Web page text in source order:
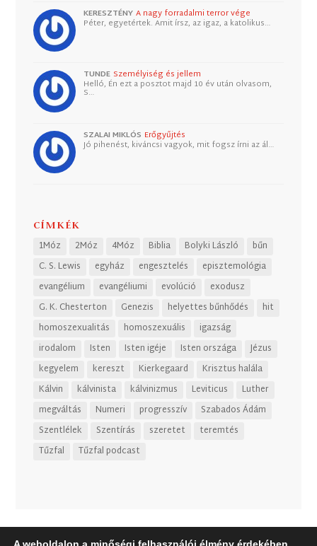
KERESZTÉNY A nagy forradalmi terror vége
Péter, egyetértek. Amit írsz, az igaz, a katolikus…
TUNDE Személyiség és jellem
Helló, Én ezt a posztot majd 10 év után olvasom,
S…
SZALAI MIKLÓS Erőgyűjtés
Jó pihenést, kiváncsi vagyok, mit fogsz írni az ál…
CÍMKÉK
1Móz 2Móz 4Móz Biblia Bolyki László
bűn
C. S. Lewis
egyház engesztelés
episztemológia
evangélium
evangéliumi evolúció
exodusz
G. K. Chesterton
Genezis helyettes bűnhődés
hit
homoszexualitás
homoszexuális
igazság
irodalom
Isten Isten igéje Isten országa
Jézus
kegyelem
kereszt Kierkegaard
Krisztus halála
Kálvin
kálvinista kálvinizmus Leviticus
Luther
megváltás
Numeri progresszív
Szabados Ádám
Szentlélek
Szentírás szeretet
teremtés
Tűzfal
Tűzfal podcast